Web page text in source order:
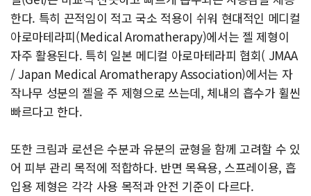
한다. 특히 끈적임이 적고 국소 적용이 쉬워 현대적인 메디컬
아로마테라피(Medical Aromatherapy)에서는 젤 제형이
자주 활용된다. 특히 일본 메디컬 아로마테라피 협회( JMAA
/ Japan Medical Aromatherapy Association)에서는 자
작나무 성분의 젤을 주 제형으로 쓰는데, 체내의 흡수가 휠씬
빠르다고 한다.
또한 크림과 로션은 수분과 유분의 균형을 함께 고려할 수 있
어 피부 관리 목적에 적합하다. 반면 목욕용, 스프레이용, 흡
입용 제형은 각각 사용 목적과 안전 기준이 다르다.